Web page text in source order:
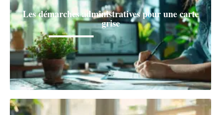
Les démarches administratives pour une carte
grise